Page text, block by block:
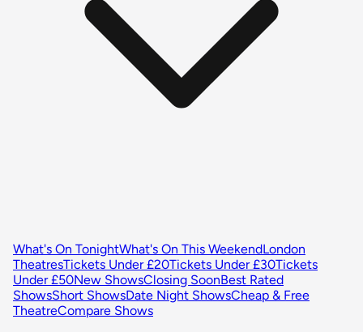
What's On TonightWhat's On This WeekendLondon
TheatresTickets Under £20Tickets Under £30Tickets
Under £50New ShowsClosing SoonBest Rated
ShowsShort ShowsDate Night ShowsCheap & Free
TheatreCompare Shows